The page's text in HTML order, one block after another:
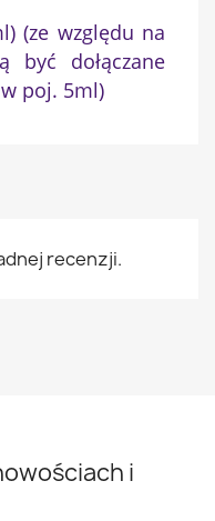
(ze względu na
być dołączane
poj. 5ml)
recenzji.
i